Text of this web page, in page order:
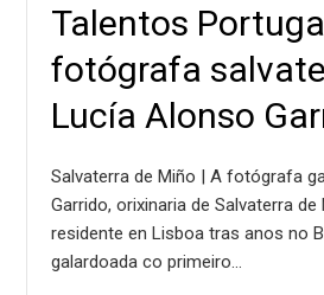
Talentos
fotógrafa
Lucía Alonso
Salvaterra de Miño | A fotógrafa
Garrido, orixinaria de Salvaterra
residente en Lisboa tras anos no
galardoada co primeiro…